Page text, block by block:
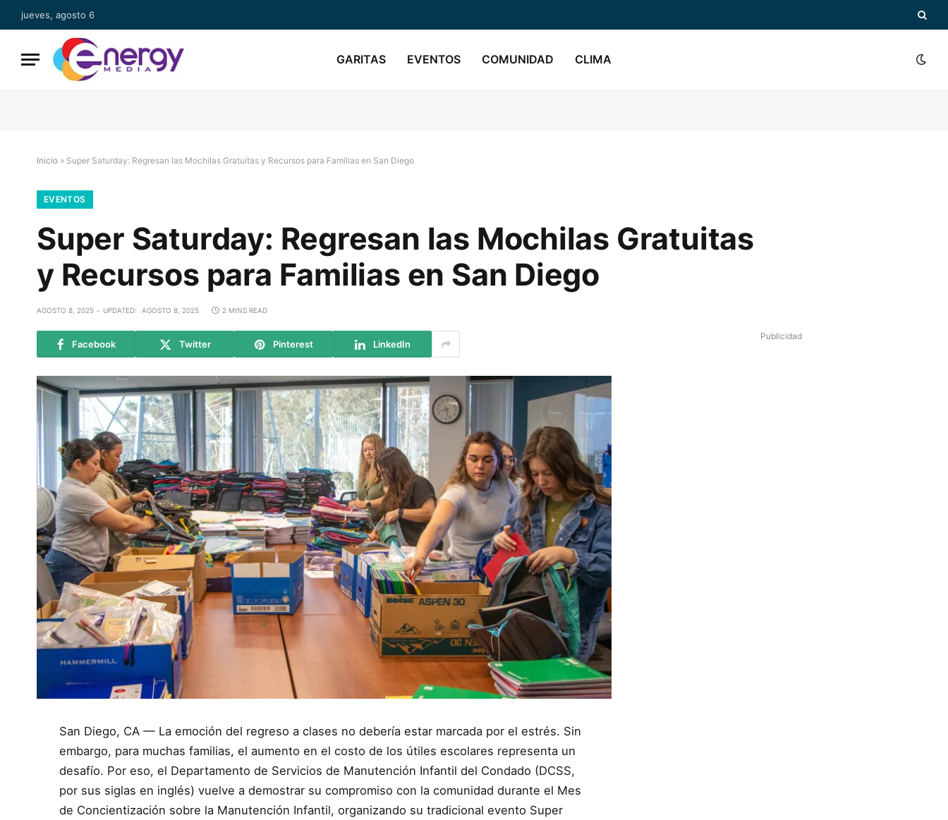
jueves, agosto 6
GARITAS EVENTOS COMUNIDAD CLIMA
Inicio » Super Saturday: Regresan las Mochilas Gratuitas y Recursos para Familias en San Diego
EVENTOS
Super Saturday: Regresan las Mochilas Gratuitas
y Recursos para Familias en San Diego
AGOSTO 8, 2025 UPDATED: AGOSTO 8, 2025 2 MINS READ
Facebook Twitter Pinterest LinkedIn
San Diego, CA — La emoción del regreso a clases no debería estar marcada por el estrés. Sin
embargo, para muchas familias, el aumento en el costo de los útiles escolares representa un
desafío. Por eso, el Departamento de Servicios de Manutención Infantil del Condado (DCSS,
por sus siglas en inglés) vuelve a demostrar su compromiso con la comunidad durante el Mes
de Concientización sobre la Manutención Infantil, organizando su tradicional evento Super
Publicidad